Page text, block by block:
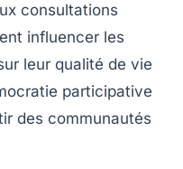
consultations
influencer les
leur qualité de vie
participative
des communautés